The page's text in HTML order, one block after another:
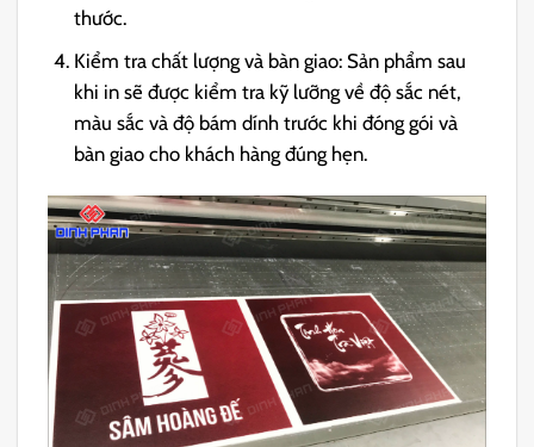
thước.
Kiểm tra chất lượng và bàn giao: Sản phẩm sau
khi in sẽ được kiểm tra kỹ lưỡng về độ sắc nét,
màu sắc và độ bám dính trước khi đóng gói và
bàn giao cho khách hàng đúng hẹn.